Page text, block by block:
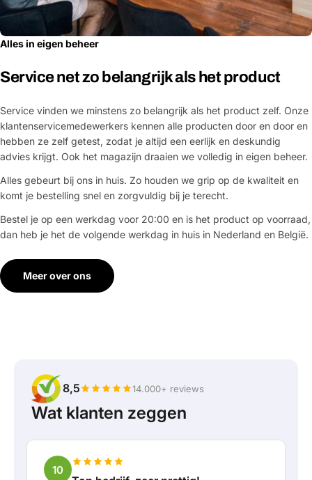
Alles in eigen beheer
Service net zo belangrijk als het product
Service vinden we minstens zo belangrijk als het product zelf. Onze
klantenservicemedewerkers kennen alle producten door en door en
hebben ze zelf getest, zodat je altijd een eerlijk en deskundig
advies krijgt. Ook het magazijn draaien we volledig in eigen beheer.
Alles gebeurt bij ons in huis. Zo houden we grip op de kwaliteit en
komt je bestelling snel en zorgvuldig bij je terecht.
Bestel je op een werkdag voor 20:00 en is het product op voorraad,
dan heb je het de volgende werkdag in huis in Nederland en België.
Meer over ons
8,5 14.000+ reviews
Wat klanten zeggen
10